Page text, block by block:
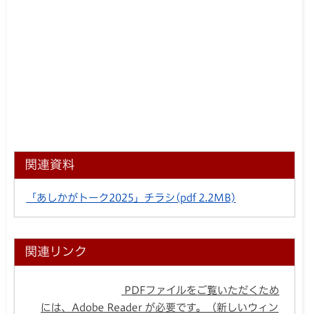
関連資料
「あしかがトーク2025」チラシ (pdf 2.2MB)
関連リンク
PDFファイルをご覧いただくため
には、Adobe Reader が必要です。（新しいウィン